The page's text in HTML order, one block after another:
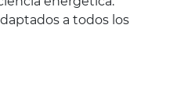
a todos los